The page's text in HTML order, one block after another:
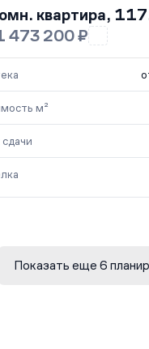
квартира,
473 200 ₽
м²
Показать еще 6